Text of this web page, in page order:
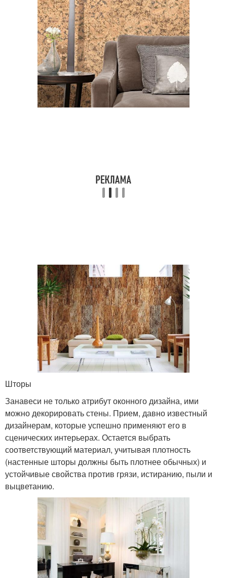
Шторы
Занавеси не только атрибут оконного дизайна, ими
можно декорировать стены. Прием, давно известный
дизайнерам, которые успешно применяют его в
сценических интерьерах. Остается выбрать
соответствующий материал, учитывая плотность
(настенные шторы должны быть плотнее обычных) и
устойчивые свойства против грязи, истиранию, пыли и
выцветанию.